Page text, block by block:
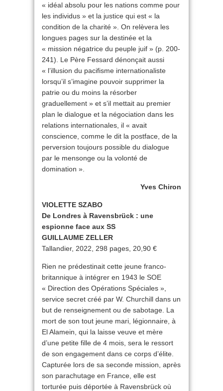
« idéal absolu pour les nations comme pour
les individus » et la justice qui est « la
condition de la charité ». On relèvera les
longues pages sur la destinée et la
« mission négatrice du peuple juif » (p. 200-
241). Le Père Fessard dénonçait aussi
« l’illusion du pacifisme internationaliste
lorsqu’il s’imagine pouvoir supprimer la
patrie ou du moins la résorber
graduellement » et s’il mettait au premier
plan le dialogue et la négociation dans les
relations internationales, il « avait
conscience, comme le dit la postface, de la
perversion toujours possible du dialogue
par le mensonge ou la volonté de
domination ».
Yves Chiron
VIOLETTE SZABO
De Londres à Ravensbrück : une
espionne face aux SS
GUILLAUME ZELLER
Tallandier, 2022, 298 pages, 20,90 €
Rien ne prédestinait cette jeune franco-
britannique à intégrer en 1943 le SOE
« Direction des Opérations Spéciales »,
service secret créé par W. Churchill dans un
but de renseignement ou de sabotage. La
mort de son tout jeune mari, légionnaire, à
El Alamein, qui la laisse veuve et mère
d’une petite fille de 4 mois, sera le ressort
de son engagement dans ce corps d’élite.
Capturée lors de sa seconde mission, après
son parachutage en France, elle est
torturée puis déportée à Ravensbrück où